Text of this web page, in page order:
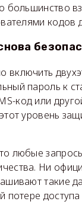
кодов
пароль к
код или
уровень
любые
Ни
такие
потере доступа